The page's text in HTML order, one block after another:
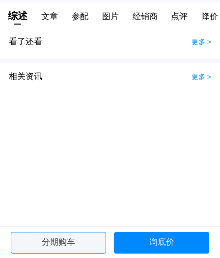
综述 文章 参配 图片 经销商 点评 降价
看了还看 更多 >
相关资讯 更多 >
分期购车 询底价